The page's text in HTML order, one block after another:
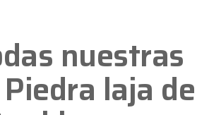
nuestras
laja de